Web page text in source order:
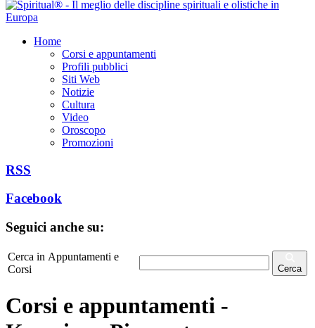
Home
Corsi e appuntamenti
Profili pubblici
Siti Web
Notizie
Cultura
Video
Oroscopo
Promozioni
RSS
Facebook
Seguici anche su:
Cerca in Appuntamenti e
Corsi
Cerca
Corsi e appuntamenti -